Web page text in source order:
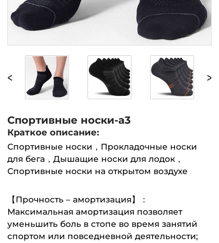
>
<
Спортивные носки-a3
Краткое описание:
Спортивные носки，Прокладочные носки
для бега，Дышащие носки для лодок，
Спортивные носки на открытом воздухе
【Прочность – амортизация】：
Максимальная амортизация позволяет
уменьшить боль в стопе во время занятий
спортом или повседневной деятельности;